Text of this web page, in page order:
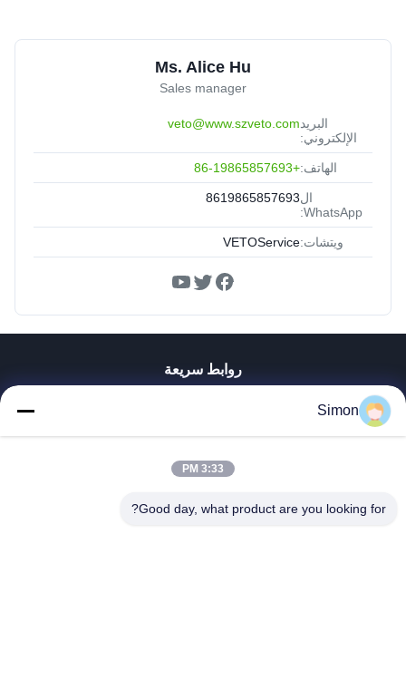
Ms. Alice Hu
Sales manager
البريد
الإلكتروني:
veto@www.szveto.com
الهاتف:+86-19865857693
ال
WhatsApp:
8619865857693
ويتشات:VETOService
روابط سريعة
معلومات عنا
مراقبة الجودة
Simon
3:33 PM
Good day, what product are you looking for?